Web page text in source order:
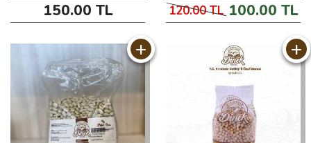
150.00 TL 120.00 TL 100.00 TL
+ +